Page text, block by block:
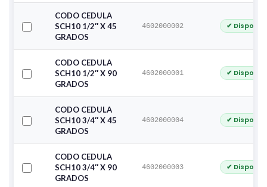
CODO CEDULA
SCH10 1/2″ X 45
GRADOS
4602000002 ✔
CODO CEDULA
SCH10 1/2″ X 90
GRADOS
4602000001 ✔
CODO CEDULA
SCH10 3/4″ X 45
GRADOS
4602000004 ✔
CODO CEDULA
SCH10 3/4″ X 90
GRADOS
4602000003 ✔